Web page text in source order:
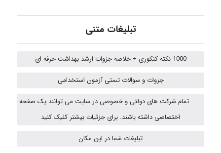
Fateme896
تبلیغات متنی
1000 نکته کنکوری + خلاصه جزوات ارشد بهداشت حرفه ای
جزوات و سوالات تستی آزمون استخدامی
تمام شرکت های دولتی و خصوصی در سایت می توانند یک صفحه
اختصاصی داشته باشند. برای جزئیات بیشتر کلیک کنید
تبلیغات شما در این مکان